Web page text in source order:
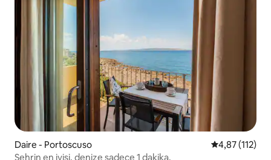
Daire - Portoscuso 5 üzerinden
4,87 (112)
Şehrin en iyisi, denize sadece 1 dakika.